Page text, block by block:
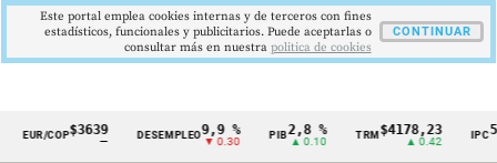
Cintillo
EUR/COP$3639 DESEMPLEO 9,9 %
▼ 0.30
PIB2,8 %
▲ 0.10
TRM$4178,23
▲ 0.42 ▼
Este portal emplea cookies internas y de terceros con fines
estadísticos, funcionales y publicitarios. Puede aceptarlas o
consultar más en nuestra politica de cookies
CONTINUAR